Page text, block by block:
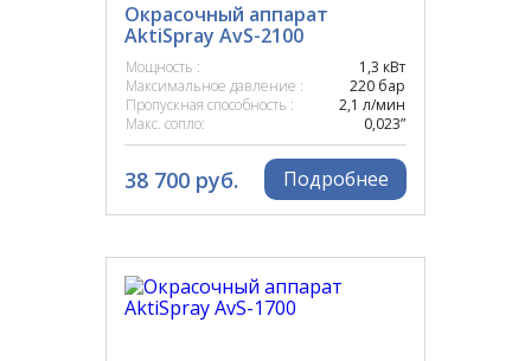
Окрасочный аппарат
AktiSpray AvS-2100
Мощность :
1,3 кВт
Максимальное давление :
220 бар
Пропускная способность :
2,1 л/мин
Макс. сопло:
0,023”
38 700 руб. Подробнее